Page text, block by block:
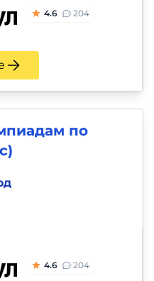
4.6 204
по
4.6 204